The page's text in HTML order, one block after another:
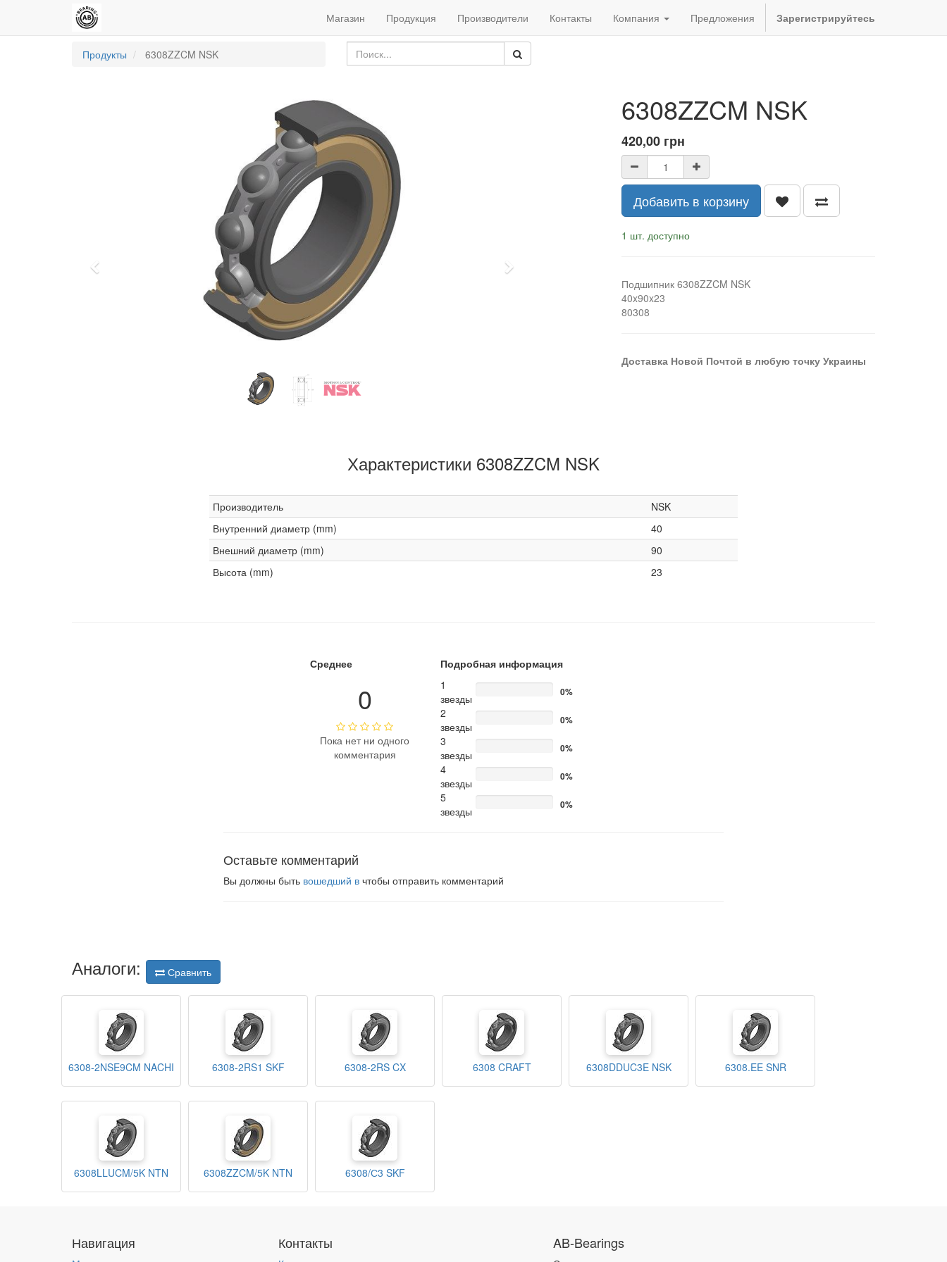
Магазин Продукция Производители Контакты Компания Предложения Зарегистрируйтесь
Продукты 6308ZZCM NSK
Next
6308ZZCM NSK
420,00 грн
Добавить в корзину
1 шт. доступно
Подшипник 6308ZZCM NSK
40x90x23
80308
Доставка Новой Почтой в любую точку Украины
Характеристики 6308ZZCM NSK
Производитель
NSK
Внутренний диаметр (mm)
40
Внешний диаметр (mm)
90
Высота (mm)
23
Среднее
0
Пока нет ни одного
комментария
Подробная информация
1
звезды
0%
2
звезды
0%
3
звезды
0%
4
звезды
0%
5
звезды
0%
Оставьте комментарий
Вы должны быть вошедший в чтобы отправить комментарий
Аналоги: Сравнить
6308-2NSE9CM NACHI 6308-2RS1 SKF 6308-2RS CX 6308 CRAFT 6308DDUC3E NSK 6308.EE SNR
6308LLUCM/5K NTN 6308ZZCM/5K NTN 6308/С3 SKF
Навигация Контакты AB-Bearings